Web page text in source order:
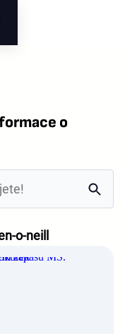
o
o-neill